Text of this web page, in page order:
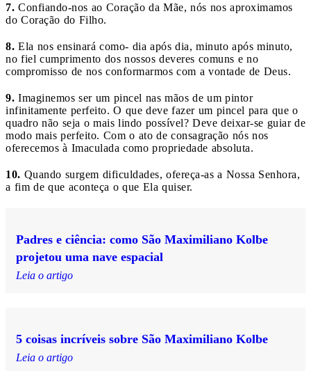
7. Confiando-nos ao Coração da Mãe, nós nos aproximamos
do Coração do Filho.
8. Ela nos ensinará como- dia após dia, minuto após minuto,
no fiel cumprimento dos nossos deveres comuns e no
compromisso de nos conformarmos com a vontade de Deus.
9. Imaginemos ser um pincel nas mãos de um pintor
infinitamente perfeito. O que deve fazer um pincel para que o
quadro não seja o mais lindo possível? Deve deixar-se guiar de
modo mais perfeito. Com o ato de consagração nós nos
oferecemos à Imaculada como propriedade absoluta.
10. Quando surgem dificuldades, ofereça-as a Nossa Senhora,
a fim de que aconteça o que Ela quiser.
Padres e ciência: como São Maximiliano Kolbe
projetou uma nave espacial
Leia o artigo
5 coisas incríveis sobre São Maximiliano Kolbe
Leia o artigo